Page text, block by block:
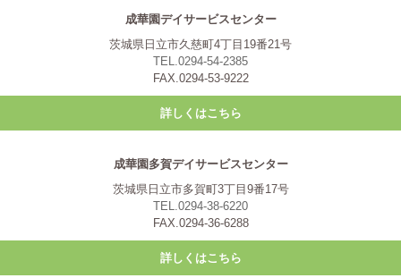
成華園デイサービスセンター
茨城県日立市久慈町4丁目19番21号
TEL.0294-54-2385
FAX.0294-53-9222
詳しくはこちら
成華園多賀デイサービスセンター
茨城県日立市多賀町3丁目9番17号
TEL.0294-38-6220
FAX.0294-36-6288
詳しくはこちら